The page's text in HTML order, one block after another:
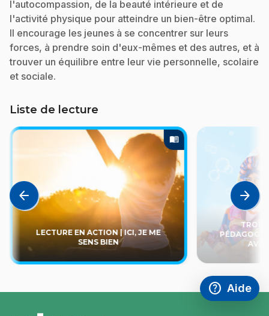
l'autocompassion, de la beauté intérieure et de
l'activité physique pour atteindre un bien-être optimal.
Il encourage les jeunes à se concentrer sur leurs
forces, à prendre soin d'eux-mêmes et des autres, et à
trouver un équilibre entre leur vie personnelle, scolaire
et sociale.
Liste de lecture
arrow_back
menu_book
LECTURE EN ACTION | ICI, JE ME
SENS BIEN
arrow_forward
help
Accéder à
Aide
,Ce lien